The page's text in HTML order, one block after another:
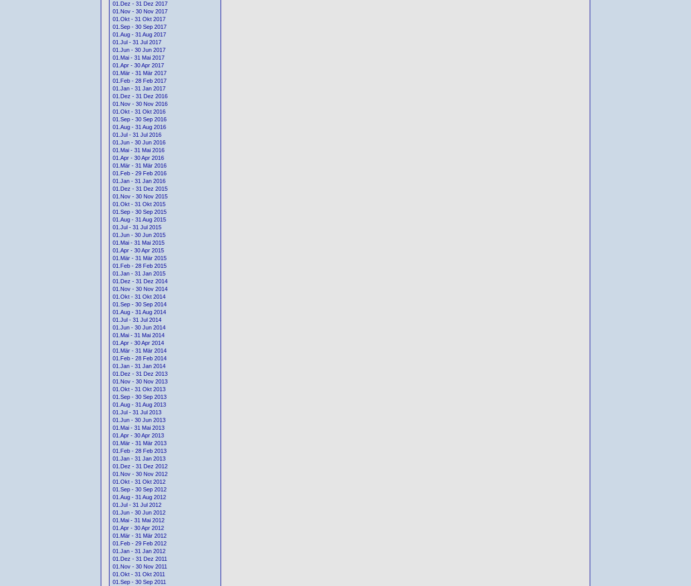
01.Dez - 31 Dez 2017
01.Nov - 30 Nov 2017
01.Okt - 31 Okt 2017
01.Sep - 30 Sep 2017
01.Aug - 31 Aug 2017
01.Jul - 31 Jul 2017
01.Jun - 30 Jun 2017
01.Mai - 31 Mai 2017
01.Apr - 30 Apr 2017
01.Mär - 31 Mär 2017
01.Feb - 28 Feb 2017
01.Jan - 31 Jan 2017
01.Dez - 31 Dez 2016
01.Nov - 30 Nov 2016
01.Okt - 31 Okt 2016
01.Sep - 30 Sep 2016
01.Aug - 31 Aug 2016
01.Jul - 31 Jul 2016
01.Jun - 30 Jun 2016
01.Mai - 31 Mai 2016
01.Apr - 30 Apr 2016
01.Mär - 31 Mär 2016
01.Feb - 29 Feb 2016
01.Jan - 31 Jan 2016
01.Dez - 31 Dez 2015
01.Nov - 30 Nov 2015
01.Okt - 31 Okt 2015
01.Sep - 30 Sep 2015
01.Aug - 31 Aug 2015
01.Jul - 31 Jul 2015
01.Jun - 30 Jun 2015
01.Mai - 31 Mai 2015
01.Apr - 30 Apr 2015
01.Mär - 31 Mär 2015
01.Feb - 28 Feb 2015
01.Jan - 31 Jan 2015
01.Dez - 31 Dez 2014
01.Nov - 30 Nov 2014
01.Okt - 31 Okt 2014
01.Sep - 30 Sep 2014
01.Aug - 31 Aug 2014
01.Jul - 31 Jul 2014
01.Jun - 30 Jun 2014
01.Mai - 31 Mai 2014
01.Apr - 30 Apr 2014
01.Mär - 31 Mär 2014
01.Feb - 28 Feb 2014
01.Jan - 31 Jan 2014
01.Dez - 31 Dez 2013
01.Nov - 30 Nov 2013
01.Okt - 31 Okt 2013
01.Sep - 30 Sep 2013
01.Aug - 31 Aug 2013
01.Jul - 31 Jul 2013
01.Jun - 30 Jun 2013
01.Mai - 31 Mai 2013
01.Apr - 30 Apr 2013
01.Mär - 31 Mär 2013
01.Feb - 28 Feb 2013
01.Jan - 31 Jan 2013
01.Dez - 31 Dez 2012
01.Nov - 30 Nov 2012
01.Okt - 31 Okt 2012
01.Sep - 30 Sep 2012
01.Aug - 31 Aug 2012
01.Jul - 31 Jul 2012
01.Jun - 30 Jun 2012
01.Mai - 31 Mai 2012
01.Apr - 30 Apr 2012
01.Mär - 31 Mär 2012
01.Feb - 29 Feb 2012
01.Jan - 31 Jan 2012
01.Dez - 31 Dez 2011
01.Nov - 30 Nov 2011
01.Okt - 31 Okt 2011
01.Sep - 30 Sep 2011